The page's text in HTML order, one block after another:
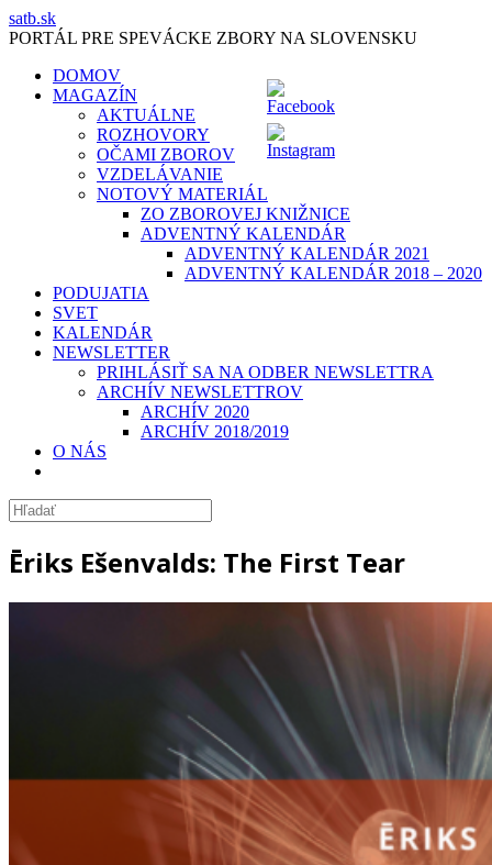
Skip
to
satb.sk
PORTÁL PRE SPEVÁCKE ZBORY NA SLOVENSKU
DOMOV
MAGAZÍN
AKTUÁLNE
ROZHOVORY
OČAMI ZBOROV
VZDELÁVANIE
NOTOVÝ MATERIÁL
ZO ZBOROVEJ KNIŽNICE
ADVENTNÝ KALENDÁR
ADVENTNÝ KALENDÁR 2021
ADVENTNÝ KALENDÁR 2018 – 2020
PODUJATIA
SVET
KALENDÁR
NEWSLETTER
PRIHLÁSIŤ SA NA ODBER NEWSLETTRA
ARCHÍV NEWSLETTROV
ARCHÍV 2020
ARCHÍV 2018/2019
O NÁS
Ēriks Ešenvalds: The First Tear